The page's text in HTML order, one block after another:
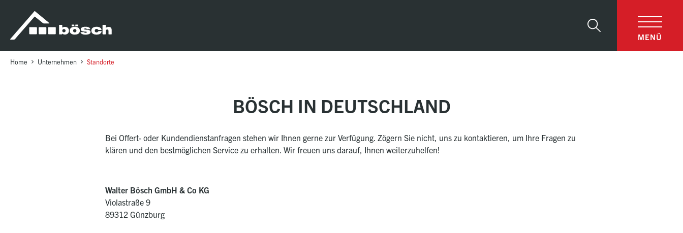
sr.skip-to.main-content
sr.skip-to.table-of-contents
sr.skip-to.main-navigation
Suche MENÜ
Home Unternehmen Standorte
BÖSCH IN DEUTSCHLAND
Bei Offert- oder Kundendienstanfragen stehen wir Ihnen gerne zur Verfügung. Zögern Sie nicht, uns zu kontaktieren, um Ihre Fragen zu
klären und den bestmöglichen Service zu erhalten. Wir freuen uns darauf, Ihnen weiterzuhelfen!
Walter Bösch GmbH & Co KG
Violastraße 9
89312 Günzburg